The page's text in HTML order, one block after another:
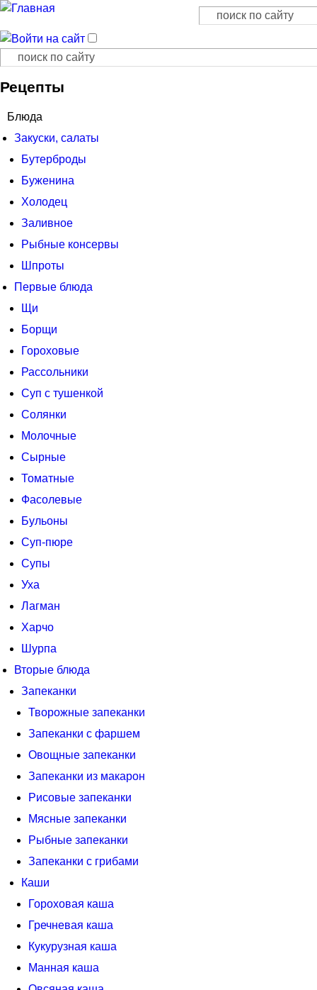
Форма поиска
Поиск
Форма поиска
Поиск
Рецепты
Блюда
Закуски, салаты
Бутерброды
Буженина
Холодец
Заливное
Рыбные консервы
Шпроты
Первые блюда
Щи
Борщи
Гороховые
Рассольники
Суп с тушенкой
Солянки
Молочные
Сырные
Томатные
Фасолевые
Бульоны
Суп-пюре
Супы
Уха
Лагман
Харчо
Шурпа
Вторые блюда
Запеканки
Творожные запеканки
Запеканки с фаршем
Овощные запеканки
Запеканки из макарон
Рисовые запеканки
Мясные запеканки
Рыбные запеканки
Запеканки с грибами
Каши
Гороховая каша
Гречневая каша
Кукурузная каша
Манная каша